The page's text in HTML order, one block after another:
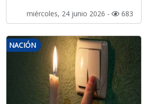
miércoles, 24 junio 2026 - 683
NACIÓN